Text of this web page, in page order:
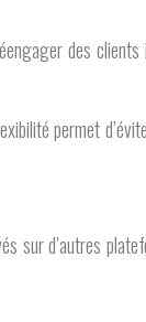
des
permet
sur d’autres